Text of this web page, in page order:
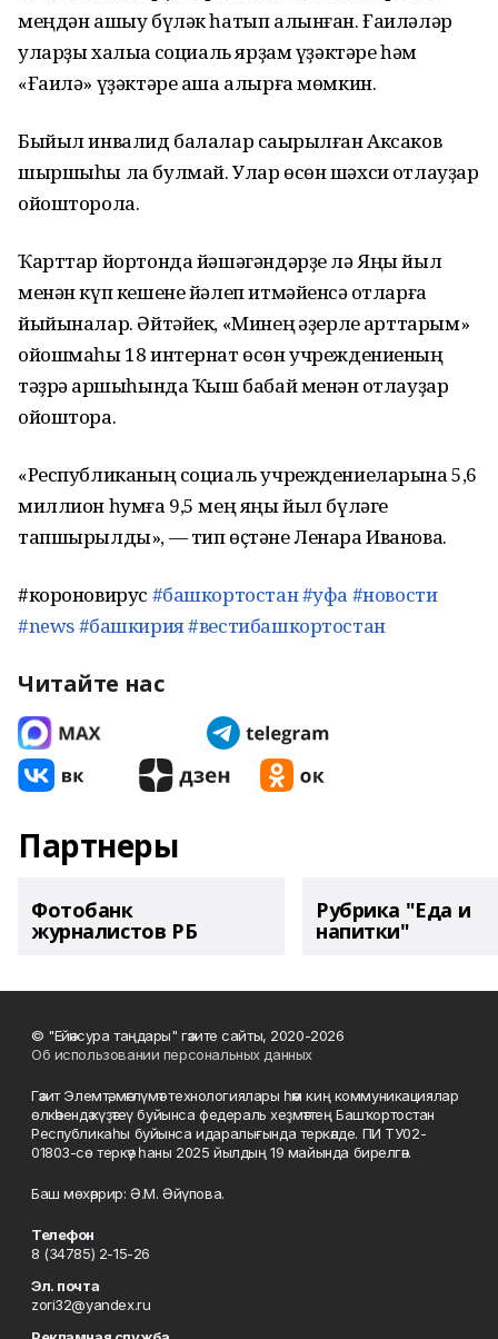
меңдән ашыу бүләк һатып алынған. Ғаиләләр
уларҙы халыҡҡа социаль ярҙам үҙәктәре һәм
«Ғаилә» үҙәктәре аша алырға мөмкин.
Быйыл инвалид балалар саҡырылған Аксаков
шыршыһы ла булмай. Улар өсөн шәхси ҡотлауҙар
ойошторола.
Ҡарттар йортонда йәшәгәндәрҙе лә Яңы йыл
менән күп кешене йәлеп итмәйенсә ҡотларға
йыйыналар. Әйтәйек, «Минең ҡәҙерле ҡарттарым»
ойошмаһы 18 интернат өсөн учреждениеның
тәҙрә ҡаршыһында Ҡыш бабай менән ҡотлауҙар
ойоштора.
«Республиканың социаль учреждениеларына 5,6
миллион һумға 9,5 мең яңы йыл бүләге
тапшырылды», — тип өҫтәне Ленара Иванова.
#короновирус #башкортостан#уфа #новости
#news#башкирия#вестибашкортостан
Читайте нас
Партнеры
Фотобанк
журналистов РБ
Рубрика "Еда и
напитки"
© "Ейәнсура таңдары" гәзите сайты, 2020-2026
Об использовании персональных данных
Гәзит Элемтә, мәғлүмәт технологиялары һәм киң коммуникациялар
өлкәһендә күҙәтеү буйынса федераль хеҙмәттең Башҡортостан
Республикаһы буйынса идаралығында теркәлде. ПИ ТУ02-
01803-сө теркәү һаны 2025 йылдың 19 майында бирелгән.
Баш мөхәррир: Ә.М. Әйүпова.
Телефон
8 (34785) 2-15-26
Эл. почта
zori32@yandex.ru